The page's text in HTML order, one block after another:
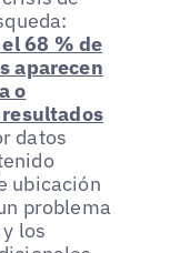
68 % de
aparecen
o
datos
ubicación
problema
los